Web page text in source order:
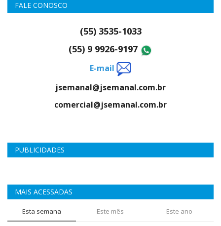
FALE CONOSCO
(55) 3535-1033
(55) 9 9926-9197
E-mail
jsemanal@jsemanal.com.br
comercial@jsemanal.com.br
PUBLICIDADES
MAIS ACESSADAS
Esta semana Este mês Este ano